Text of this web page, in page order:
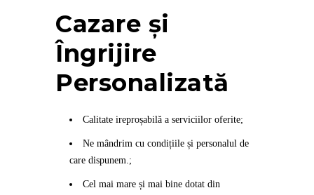
Cazare și
Îngrijire
Personalizată
Calitate ireproșabilă a serviciilor oferite;
Ne mândrim cu condițiile și personalul de
care dispunem.;
Cel mai mare și mai bine dotat din